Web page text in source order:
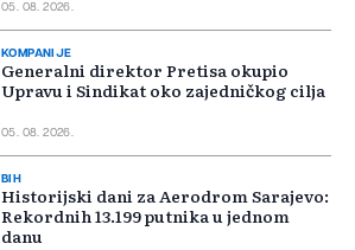
05. 08. 2026.
KOMPANIJE
Generalni direktor Pretisa okupio
Upravu i Sindikat oko zajedničkog cilja
05. 08. 2026.
BIH
Historijski dani za Aerodrom Sarajevo:
Rekordnih 13.199 putnika u jednom
danu